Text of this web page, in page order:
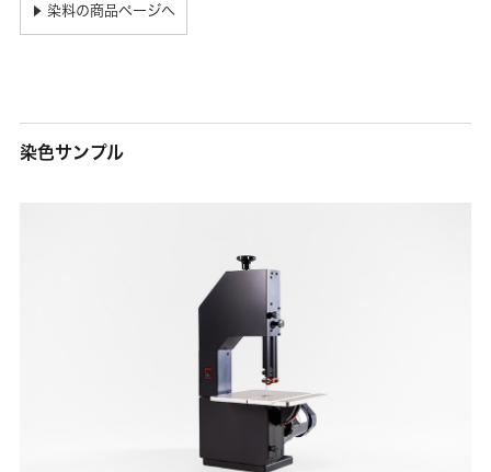
▶ 染料の商品ページへ
染色サンプル